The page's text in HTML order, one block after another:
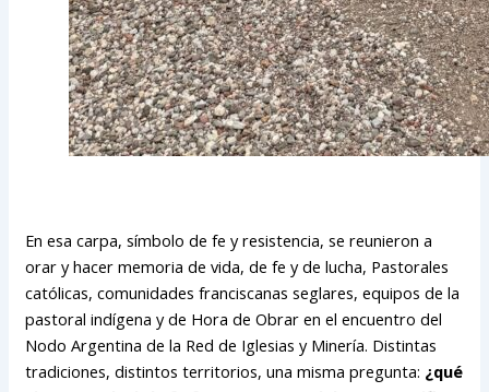
En esa carpa, símbolo de fe y resistencia, se reunieron a
orar y hacer memoria de vida, de fe y de lucha, Pastorales
católicas, comunidades franciscanas seglares, equipos de la
pastoral indígena y de Hora de Obrar en el encuentro del
Nodo Argentina de la Red de Iglesias y Minería. Distintas
tradiciones, distintos territorios, una misma pregunta: ¿qué